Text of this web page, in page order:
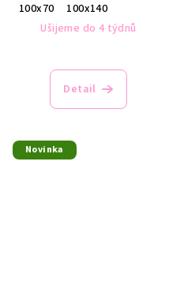
100x70
100x140
Ušijeme do 4 týdnů
Detail
Novinka